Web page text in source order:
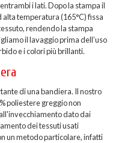
i lati. Dopo la stampa il
temperatura (165°C) fissa
rendendo la stampa
il lavaggio prima dell’uso
e i colori più brillanti.
di una bandiera. Il nostro
poliestere greggio non
dato dai
dei tessuti usati
un metodo particolare, infatti